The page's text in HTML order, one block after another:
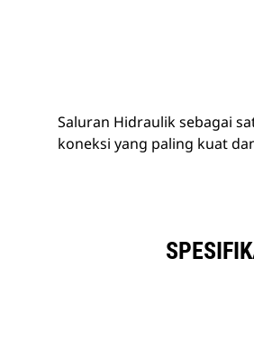
Saluran Hidraulik sebagai
koneksi yang paling kuat